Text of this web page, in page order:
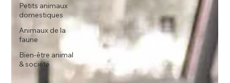
Petits animaux
domestiques
Animaux de la
faune
Bien-être animal
& société